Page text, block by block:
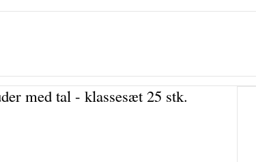
med tal - klassesæt 25 stk.